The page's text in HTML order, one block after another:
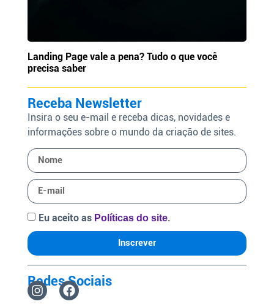
Landing Page vale a pena? Tudo o que você
precisa saber
Receba Newsletter
Insira o seu e-mail e receba dicas, novidades e
informações sobre o mundo da criação de sites.
Eu aceito as Políticas do site.
Inscrever
Redes Sociais